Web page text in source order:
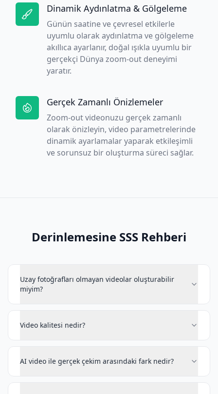
Dinamik Aydınlatma & Gölgeleme
Günün saatine ve çevresel etkilerle
uyumlu olarak aydınlatma ve gölgeleme
akıllıca ayarlanır, doğal ışıkla uyumlu bir
gerçekçi Dünya zoom-out deneyimi
yaratır.
Gerçek Zamanlı Önizlemeler
Zoom-out videonuzu gerçek zamanlı
olarak önizleyin, video parametrelerinde
dinamik ayarlamalar yaparak etkileşimli
ve sorunsuz bir oluşturma süreci sağlar.
Derinlemesine SSS Rehberi
Uzay fotoğrafları olmayan videolar oluşturabilir
miyim?
Video kalitesi nedir?
AI video ile gerçek çekim arasındaki fark nedir?